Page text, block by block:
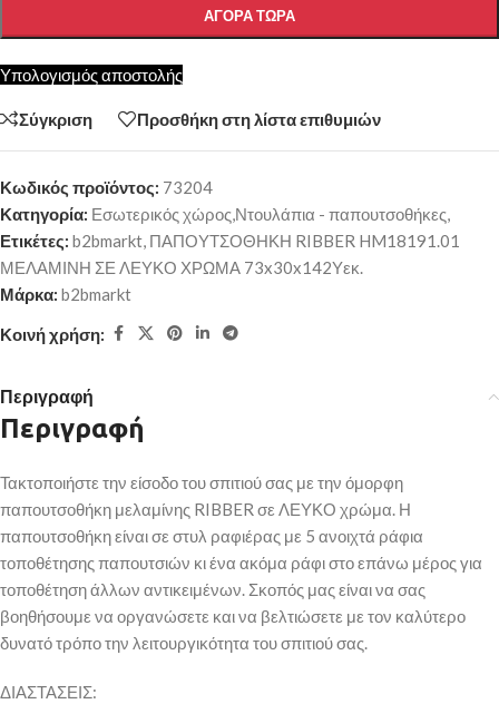
ΑΓΟΡΆ ΤΏΡΑ
Υπολογισμός αποστολής
Σύγκριση Προσθήκη στη λίστα επιθυμιών
Κωδικός προϊόντος: 73204
Κατηγορία: Εσωτερικός χώρος,Ντουλάπια - παπουτσοθήκες,
Ετικέτες: b2bmarkt, ΠΑΠΟΥΤΣΟΘΗΚΗ RIBBER HM18191.01
ΜΕΛΑΜΙΝΗ ΣΕ ΛΕΥΚΟ ΧΡΩΜΑ 73x30x142Υεκ.
Μάρκα: b2bmarkt
Κοινή χρήση:
Περιγραφή
Περιγραφή
Τακτοποιήστε την είσοδο του σπιτιού σας με την όμορφη
παπουτσοθήκη μελαμίνης RIBBER σε ΛΕΥΚΟ χρώμα. Η
παπουτσοθήκη είναι σε στυλ ραφιέρας με 5 ανοιχτά ράφια
τοποθέτησης παπουτσιών κι ένα ακόμα ράφι στο επάνω μέρος για
τοποθέτηση άλλων αντικειμένων. Σκοπός μας είναι να σας
βοηθήσουμε να οργανώσετε και να βελτιώσετε με τον καλύτερο
δυνατό τρόπο την λειτουργικότητα του σπιτιού σας.
ΔΙΑΣΤΑΣΕΙΣ: